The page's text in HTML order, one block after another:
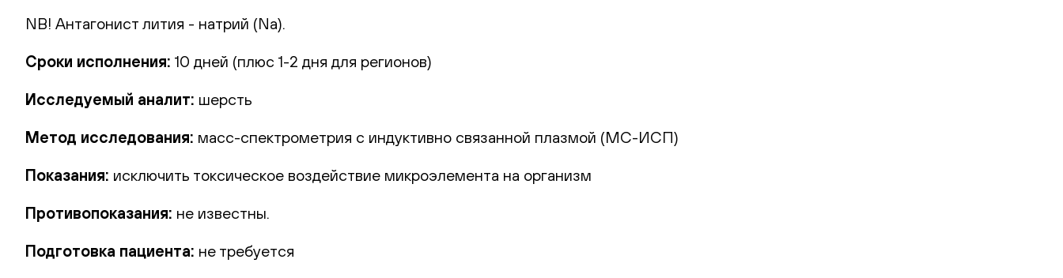
NB! Антагонист лития - натрий (Na).
Сроки исполнения: 10 дней (плюс 1-2 дня для регионов)
Исследуемый аналит: шерсть
Метод исследования: масс-спектрометрия с индуктивно связанной плазмой (МС-ИСП)
Показания: исключить токсическое воздействие микроэлемента на организм
Противопоказания: не известны.
Подготовка пациента: не требуется